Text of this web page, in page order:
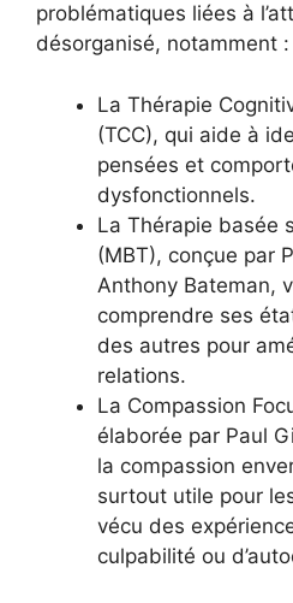
problématiques liées à
désorganisé, notamment :
La Thérapie
(TCC), qui aide à
pensées et
dysfonctionnels.
La Thérapie basée
(MBT), conçue par
Anthony Bateman,
comprendre ses
des autres pour
relations.
La Compassion
élaborée par Paul
la compassion
surtout utile pour
vécu des
culpabilité ou